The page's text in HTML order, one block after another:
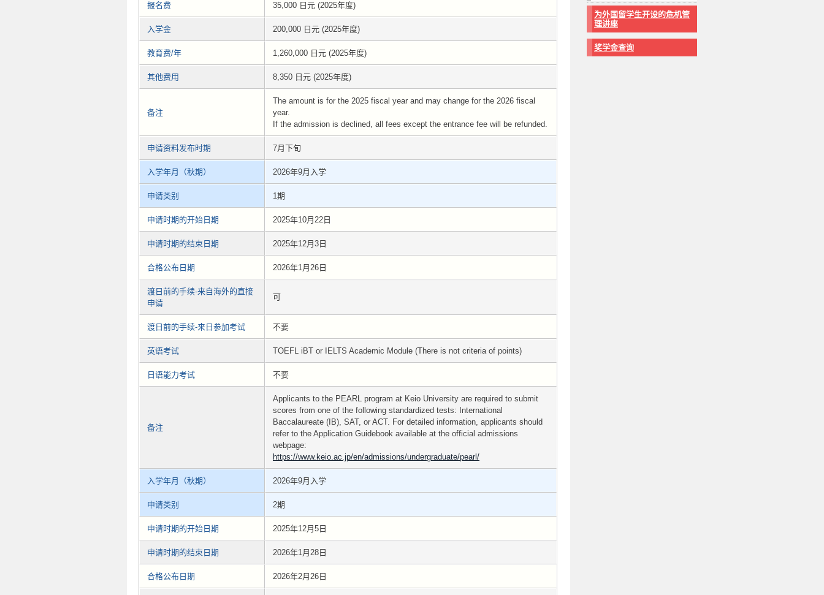
报名费 35,000 日元 (2025年度)
入学金 200,000 日元 (2025年度)
教育费/年 1,260,000 日元 (2025年度)
其他费用 8,350 日元 (2025年度)
备注
The amount is for the 2025 fiscal year and may change for the 2026 fiscal
year.
If the admission is declined, all fees except the entrance fee will be refunded.
申请资料发布时期 7月下旬
入学年月（秋期） 2026年9月入学
申请类别 1期
申请时期的开始日期 2025年10月22日
申请时期的结束日期 2025年12月3日
合格公布日期 2026年1月26日
渡日前的手续-来自海外的直接
申请
可
渡日前的手续-来日参加考试 不要
英语考试 TOEFL iBT or IELTS Academic Module (There is not criteria of points)
日语能力考试 不要
备注
Applicants to the PEARL program at Keio University are required to submit
scores from one of the following standardized tests: International
Baccalaureate (IB) , SAT, or ACT. For detailed information, applicants should
refer to the Application Guidebook available at the official admissions
webpage:
https://www.keio.ac.jp/en/admissions/undergraduate/pearl/
入学年月（秋期） 2026年9月入学
申请类别 2期
申请时期的开始日期 2025年12月5日
申请时期的结束日期 2026年1月28日
合格公布日期 2026年2月26日
为外国留学生开设的危机管
理讲座
奖学金查询